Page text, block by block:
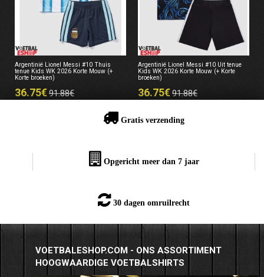
Argentinië Lionel Messi #10 Thuis
tenue Kids WK 2026 Korte Mouw (+
Korte broeken)
36.75€91.88€
Argentinië Lionel Messi #10 Uit tenue
Kids WK 2026 Korte Mouw (+ Korte
broeken)
36.75€91.88€
Gratis verzending
Opgericht meer dan 7 jaar
30 dagen omruilrecht
VOETBALESHOP.COM - ONS ASSORTIMENT
HOOGWAARDIGE VOETBALSHIRTS